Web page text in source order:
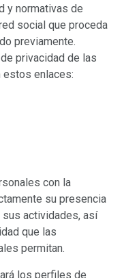
y normativas de
social que proceda
previamente.
privacidad de las
enlaces:
con la
su presencia
actividades, así
que las
permitan.
los perfiles de